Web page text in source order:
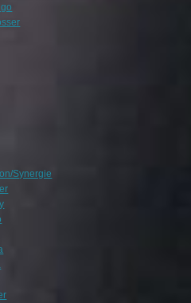
Synergie